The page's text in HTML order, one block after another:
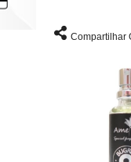
Compartilhar